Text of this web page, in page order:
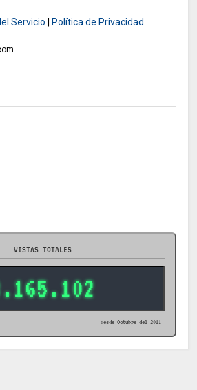
Servicio Política de Privacidad
VISTAS TOTALES
desde Octubre del 2011